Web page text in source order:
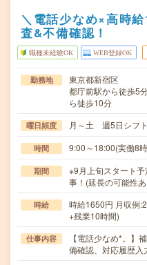
＼電話少なめ×高時
査&不備確認！
職種未経験OK WEB登録OK
勤務地
東京都新宿区
都庁前駅から徒歩5
ら徒歩10分
曜日頻度 月～土 週5日シフ
時間 9:00～18:00(実働8
期間
※9月上旬スタート
事！(延長の可能性
時給
時給1650円 月収例
+残業10時間)
仕事内容
【電話少なめ*。】
備確認、対応履歴